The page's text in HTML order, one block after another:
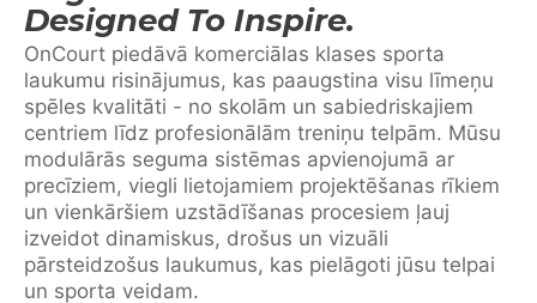
Designed To Inspire.
OnCourt piedāvā komerciālas klases sporta
laukumu risinājumus, kas paaugstina visu līmeņu
spēles kvalitāti - no skolām un sabiedriskajiem
centriem līdz profesionālām treniņu telpām. Mūsu
modulārās seguma sistēmas apvienojumā ar
precīziem, viegli lietojamiem projektēšanas rīkiem
un vienkāršiem uzstādīšanas procesiem ļauj
izveidot dinamiskus, drošus un vizuāli
pārsteidzošus laukumus, kas pielāgoti jūsu telpai
un sporta veidam.